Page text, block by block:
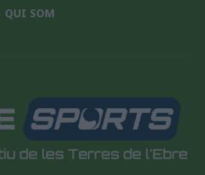
QUI SOM